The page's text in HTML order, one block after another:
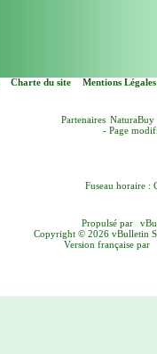
Charte du site Mentions Légales
Partenaires NaturaBuy
- Page
Fuseau horaire :
Propulsé par
Copyright © 2026 vBulletin
Version française par